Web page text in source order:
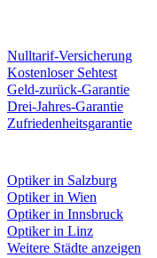
Nulltarif-Versicherung
Kostenloser Sehtest
Geld-zurück-Garantie
Drei-Jahres-Garantie
Zufriedenheitsgarantie
Optiker in Salzburg
Optiker in Wien
Optiker in Innsbruck
Optiker in Linz
Weitere Städte anzeigen